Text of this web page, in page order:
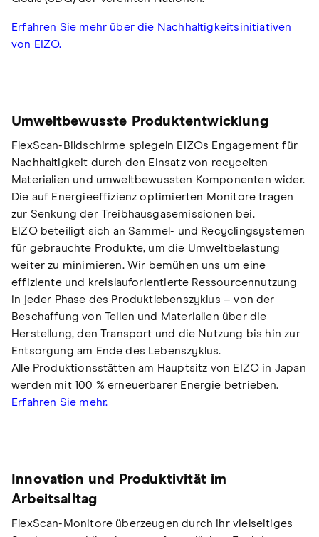
Erfahren Sie mehr über die Nachhaltigkeitsinitiativen
von EIZO.
Umweltbewusste Produktentwicklung
FlexScan-Bildschirme spiegeln EIZOs Engagement für
Nachhaltigkeit durch den Einsatz von recycelten
Materialien und umweltbewussten Komponenten wider.
Die auf Energieeffizienz optimierten Monitore tragen
zur Senkung der Treibhausgasemissionen bei.
EIZO beteiligt sich an Sammel- und Recyclingsystemen
für gebrauchte Produkte, um die Umweltbelastung
weiter zu minimieren. Wir bemühen uns um eine
effiziente und kreislauforientierte Ressourcennutzung
in jeder Phase des Produktlebenszyklus – von der
Beschaffung von Teilen und Materialien über die
Herstellung, den Transport und die Nutzung bis hin zur
Entsorgung am Ende des Lebenszyklus.
Alle Produktionsstätten am Hauptsitz von EIZO in Japan
werden mit 100 % erneuerbarer Energie betrieben.
Erfahren Sie mehr.
Innovation und Produktivität im
Arbeitsalltag
FlexScan-Monitore überzeugen durch ihr vielseitiges